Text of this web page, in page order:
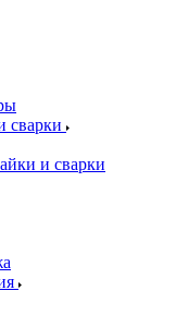
сварки
и сварки